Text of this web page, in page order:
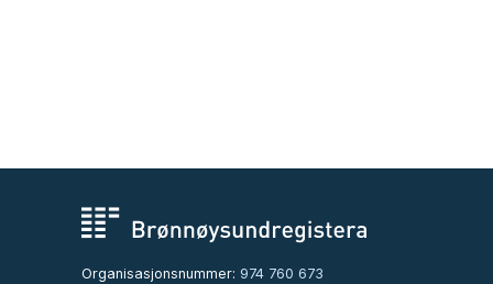
Organisasjonsnummer: 974 760 673